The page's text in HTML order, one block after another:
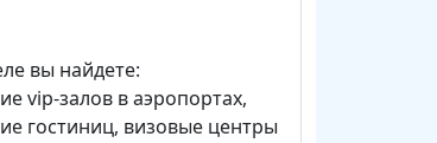
вы найдете:
vip-залов в аэропортах,
гостиниц, визовые центры